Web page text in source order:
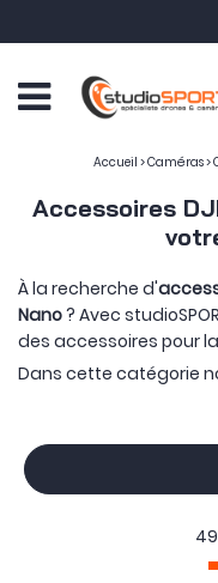
Accueil >Caméras>
Accessoires
À la recherche d'
Nano? Avec
des accessoires pour
Dans cette catégorie
et équipements
retrouverez en
DJI Care
(qui vous
fois votre caméra sur
d'accessoires comme